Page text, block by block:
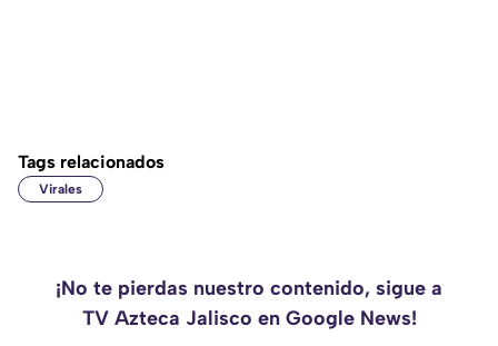
Tags relacionados
Virales
¡No te pierdas nuestro contenido, sigue a
TV Azteca Jalisco en Google News!